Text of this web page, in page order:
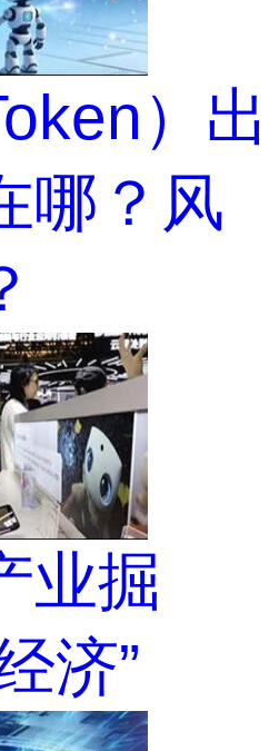
）出
哪？风
业掘
济”